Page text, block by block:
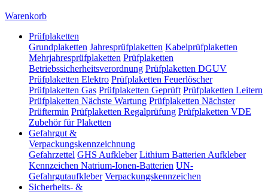
Warenkorb
Prüfplaketten
Grundplaketten Jahresprüfplaketten Kabelprüfplaketten
Mehrjahresprüfplaketten Prüfplaketten
Betriebssicherheitsverordnung Prüfplaketten DGUV
Prüfplaketten Elektro Prüfplaketten Feuerlöscher
Prüfplaketten Gas Prüfplaketten Geprüft Prüfplaketten Leitern
Prüfplaketten Nächste Wartung Prüfplaketten Nächster
Prüftermin Prüfplaketten Regalprüfung Prüfplaketten VDE
Zubehör für Plaketten
Gefahrgut &
Verpackungskennzeichnung
Gefahrzettel GHS Aufkleber Lithium Batterien Aufkleber
Kennzeichen Natrium-Ionen-Batterien UN-
Gefahrgutaufkleber Verpackungskennzeichen
Sicherheits- &